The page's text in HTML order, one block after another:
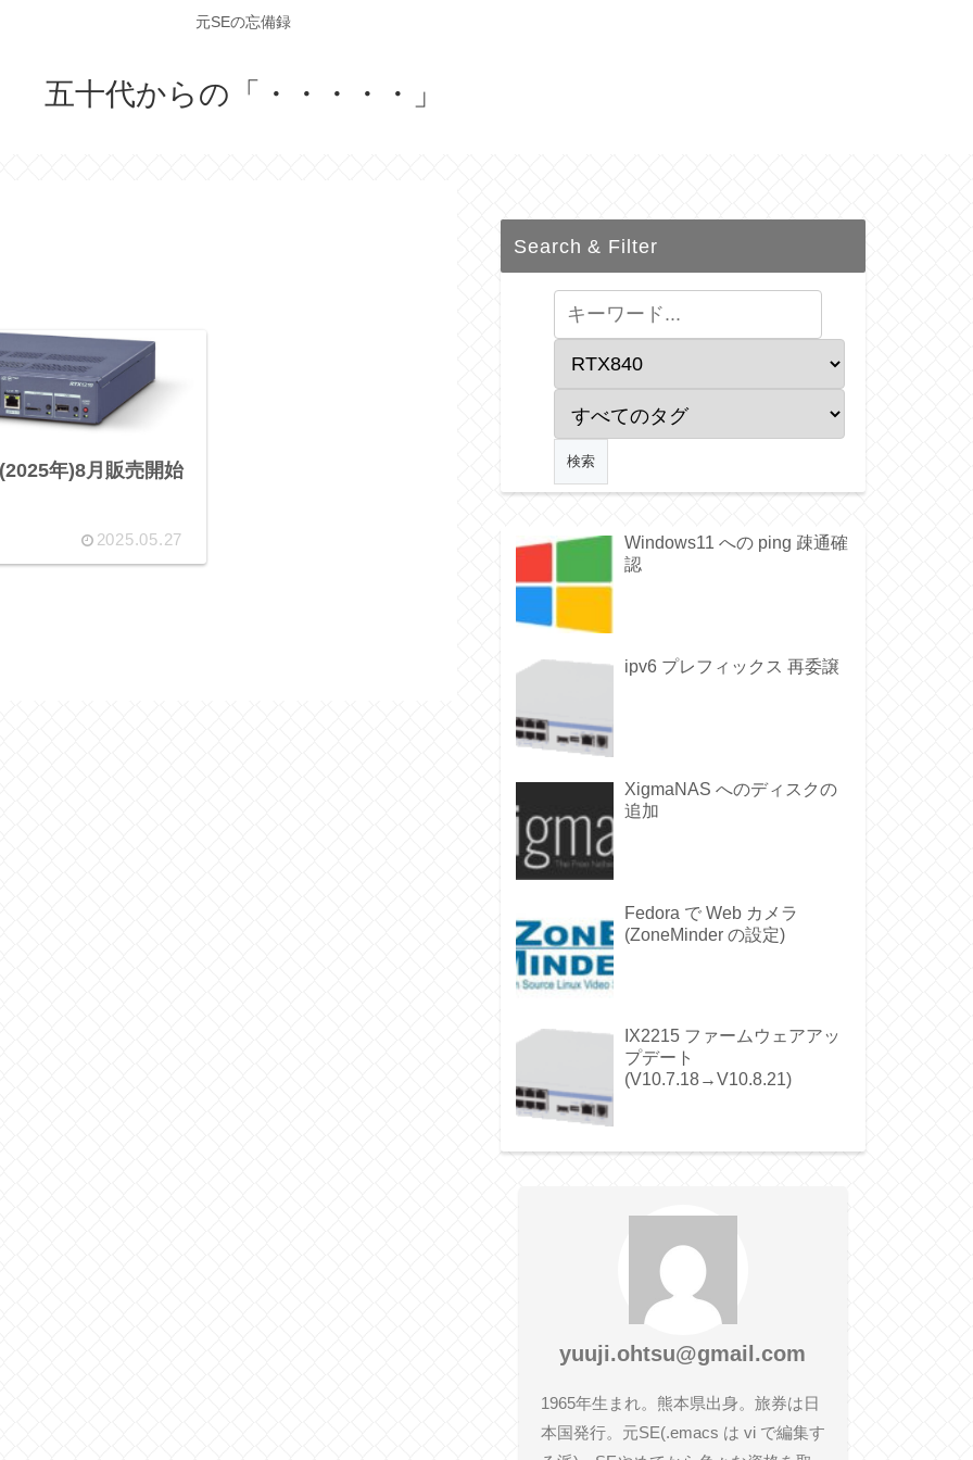
元SEの忘備録
五十代からの「・・・・・」
年)8月販売開始
2025.05.27
Search & Filter
Windows11 への ping 疎通確
認
ipv6 プレフィックス 再委譲
XigmaNAS へのディスクの
追加
Fedora で Web カメラ
(ZoneMinder の設定)
IX2215 ファームウェアアッ
プデート
(V10.7.18→V10.8.21)
yuuji.ohtsu@gmail.com
1965年生まれ。熊本県出身。旅券は日
本国発行。元SE(.emacs は vi で編集す